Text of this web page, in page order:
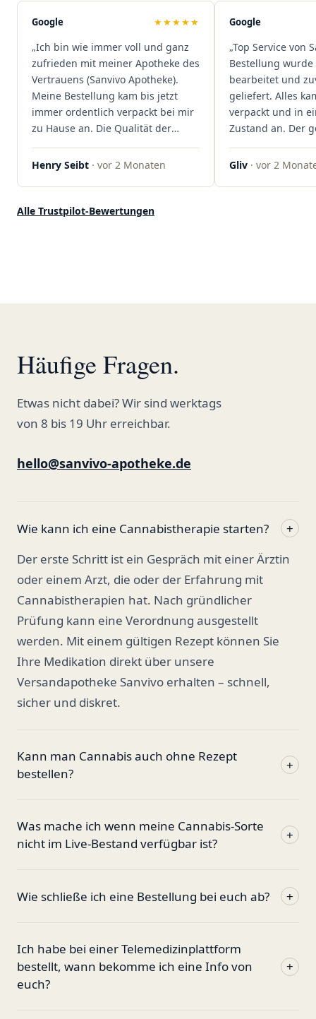
sind extrem zügig, was mir jedes
Mal viel Zeit spart. Man merkt,
Kundenzufriedenheit an erster
Stelle stehen. Vielen Dank an das
Team von Sanvivo – ich bin
rundum begeistert!"
Google ★★★★★
„Ich bin wie immer voll und ganz
zufrieden mit meiner Apotheke des
Vertrauens (Sanvivo Apotheke).
Meine Bestellung kam bis jetzt
immer ordentlich verpackt bei mir
zu Hause an. Die Qualität der
Blüten ist auch immer auf einem
hohen Niveau, die Auswahl ist
ordentlich gelagert, ich hatte nur
Henry Seibt · vor 2 Monaten
Google
„Top Service von
Bestellung wurde
bearbeitet und
geliefert. Alles
verpackt und in
Zustand an. Der
war
professionell.
Gliv · vor 2
Alle Trustpilot-Bewertungen
Häufige Fragen.
Etwas nicht dabei? Wir sind werktags
von 8 bis 19 Uhr erreichbar.
hello@sanvivo-apotheke.de
Wie kann ich eine Cannabistherapie starten?
+
Der erste Schritt ist ein Gespräch mit einer Ärztin
oder einem Arzt, die oder der Erfahrung mit
Cannabistherapien hat. Nach gründlicher
Prüfung kann eine Verordnung ausgestellt
werden. Mit einem gültigen Rezept können Sie
Ihre Medikation direkt über unsere
Versandapotheke Sanvivo erhalten – schnell,
sicher und diskret.
Kann man Cannabis auch ohne Rezept
bestellen?
+
Was mache ich wenn meine Cannabis-Sorte
nicht im Live-Bestand verfügbar ist?
+
Wie schließe ich eine Bestellung bei euch ab? +
Ich habe bei einer Telemedizinplattform
bestellt, wann bekomme ich eine Info von
euch?
+